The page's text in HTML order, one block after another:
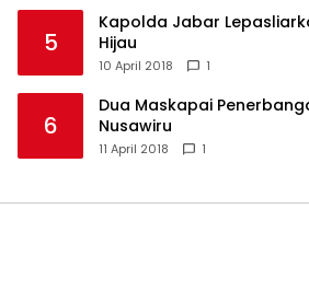
5
Kapolda Jabar
Hijau
10 April 2018 1
6
Dua Maskapai
Nusawiru
11 April 2018 1